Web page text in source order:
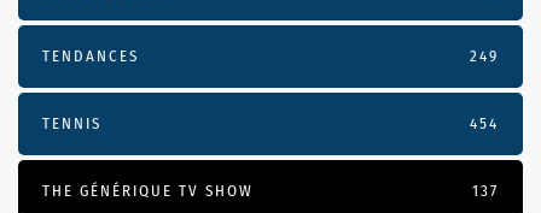
TENDANCES 249
TENNIS 454
THE GÉNÉRIQUE TV SHOW 137